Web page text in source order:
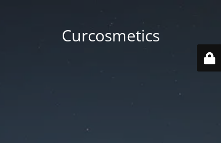
Curcosmetics